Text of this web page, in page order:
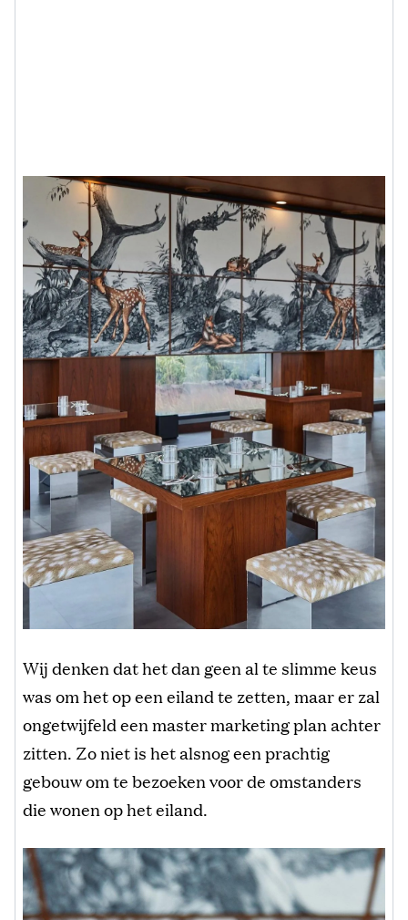
Wij denken dat het dan geen al te slimme keus
was om het op een eiland te zetten, maar er zal
ongetwijfeld een master marketing plan achter
zitten. Zo niet is het alsnog een prachtig
gebouw om te bezoeken voor de omstanders
die wonen op het eiland.